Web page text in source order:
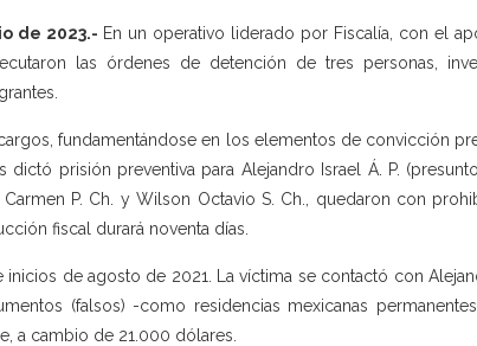
de 2023.- En un operativo liderado por Fiscalía, con el
las órdenes de detención de tres personas,
fundamentándose en los elementos de convicción
dictó prisión preventiva para Alejandro Israel Á. P.
Carmen P. Ch. y Wilson Octavio S. Ch., quedaron con
fiscal durará noventa días.
de agosto de 2021. La víctima se contactó con
(falsos) -como residencias mexicanas
a cambio de 21.000 dólares.